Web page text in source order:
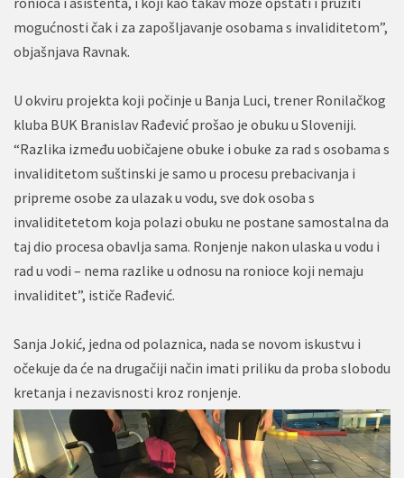
mogućnosti čak i za zapošljavanje osobama s invaliditetom”,
objašnjava Ravnak.
U okviru projekta koji počinje u Banja Luci, trener Ronilačkog
kluba BUK Branislav Rađević prošao je obuku u Sloveniji.
“Razlika između uobičajene obuke i obuke za rad s osobama s
invaliditetom suštinski je samo u procesu prebacivanja i
pripreme osobe za ulazak u vodu, sve dok osoba s
invaliditetetom koja polazi obuku ne postane samostalna da
taj dio procesa obavlja sama. Ronjenje nakon ulaska u vodu i
rad u vodi – nema razlike u odnosu na ronioce koji nemaju
invaliditet”, ističe Rađević.
Sanja Jokić, jedna od polaznica, nada se novom iskustvu i
očekuje da će na drugačiji način imati priliku da proba slobodu
kretanja i nezavisnosti kroz ronjenje.